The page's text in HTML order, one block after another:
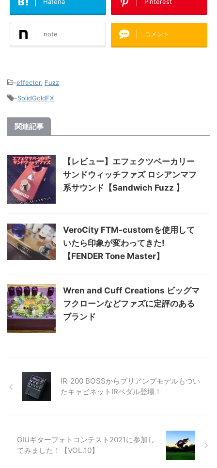
note コメント
-effector, Fuzz
-SolidGoldFX
関連記事
【レビュー】エフェクツベーカリー
サンドウィッチファズ ロシアンマフ
系サウンド【Sandwich Fuzz 】
VeroCity FTM-customを使用して
いたら印象が変わってきた!
【FENDER Tone Master】
Wren and Cuff Creations ビッグマ
フクローンなどファズに定評のある
ブランド
IR-200 BOSSからプリアンプモデルもつい
たキャビネットIRペダル登場！
GIUギターフォトコンテスト2021に参加し
てみました！【VOL.10】